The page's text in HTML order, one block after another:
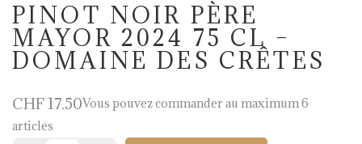
PINOT NOIR PÈRE
MAYOR 2024 75 CL –
DOMAINE DES CRÊTES
CHF17.50Vous pouvez commander au maximum 6
articles